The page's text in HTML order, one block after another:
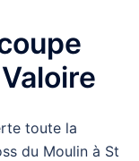
toute la
du Moulin à St